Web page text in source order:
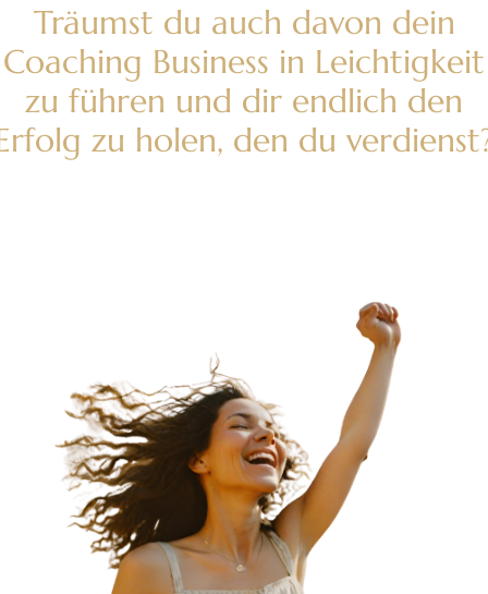
Träumst du auch davon dein
Coaching Business in Leichtigkeit
zu führen und dir endlich den
zu holen, den du